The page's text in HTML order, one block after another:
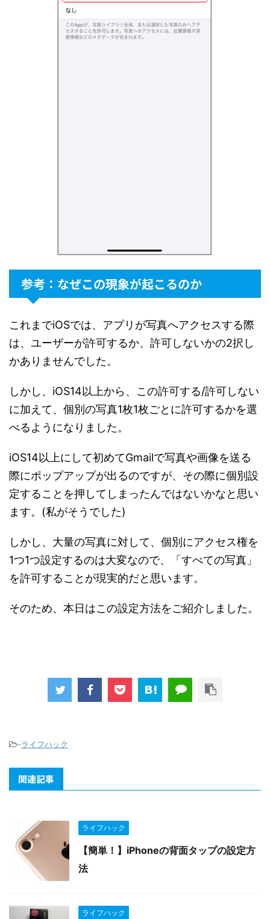
参考：なぜこの現象が起こるのか
これまでiOSでは、アプリが写真へアクセスする際
は、ユーザーが許可するか、許可しないかの2択し
かありませんでした。
しかし、iOS14以上から、この許可する/許可しない
に加えて、個別の写真1枚1枚ごとに許可するかを選
べるようになりました。
iOS14以上にして初めてGmailで写真や画像を送る
際にポップアップが出るのですが、その際に個別設
定することを押してしまったんではないかなと思い
ます。(私がそうでした)
しかし、大量の写真に対して、個別にアクセス権を
1つ1つ設定するのは大変なので、「すべての写真」
を許可することが現実的だと思います。
そのため、本日はこの設定方法をご紹介しました。
-ライフハック
関連記事
ライフハック
【簡単！】iPhoneの背面タップの設定方
法
ライフハック